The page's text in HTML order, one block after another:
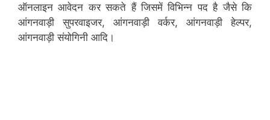
ऑनलाइन आवेदन कर सकते हैं जिसमें विभिन्न पद है जैसे कि
आंगनवाड़ी सुपरवाइजर, आंगनवाड़ी वर्कर, आंगनवाड़ी हेल्पर,
आंगनवाड़ी संयोगिनी आदि।